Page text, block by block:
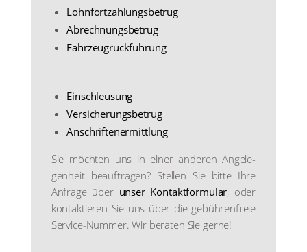
Lohn­fort­zah­lungs­be­trug
Abrech­nungs­be­trug
Fahr­zeug­rück­füh­rung
Ein­schleu­sung
Ver­si­che­rungs­be­trug
Anschrif­ten­er­mitt­lung
Sie möch­ten uns in einer ande­ren Ange­le­
gen­heit beauf­tra­gen? Stel­len Sie bit­te Ihre
Anfra­ge über unser Kon­takt­for­mu­lar, oder
kon­tak­tie­ren Sie uns über die gebüh­ren­freie
Ser­vice-Num­mer. Wir bera­ten Sie ger­ne!